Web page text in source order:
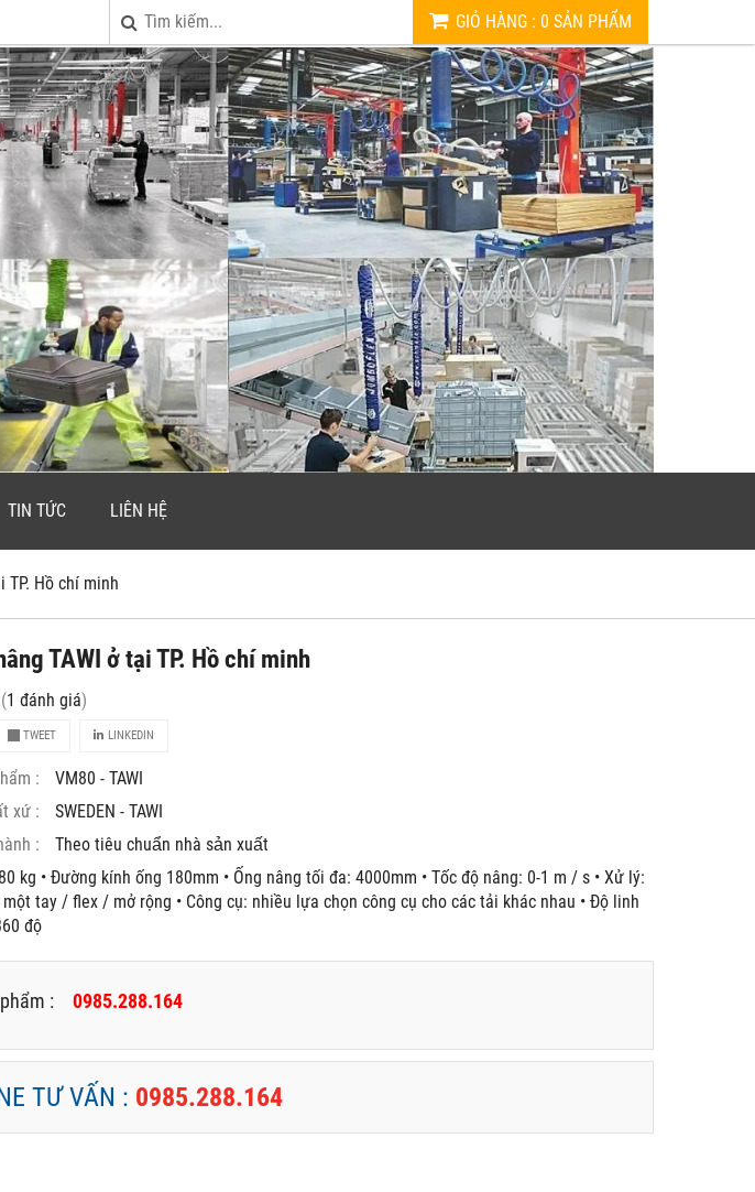
GIỎ HÀNG : 0 SẢN PHẨM
TIN TỨC LIÊN HỆ
TP. Hồ chí minh
TAWI ở tại TP. Hồ chí minh
(1đánh giá)
TWEET LINKEDIN
:
VM80 - TAWI
xứ :
SWEDEN - TAWI
:
Theo tiêu chuẩn nhà sản xuất
kg • Đường kính ống 180mm • Ống nâng tối đa: 4000mm • Tốc độ nâng: 0-1 m / s • Xử lý:
tay / flex / mở rộng • Công cụ: nhiều lựa chọn công cụ cho các tải khác nhau • Độ linh
độ
: 0985.288.164
TƯ VẤN : 0985.288.164